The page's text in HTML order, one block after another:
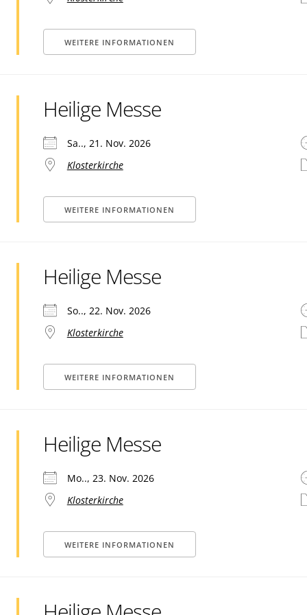
WEITERE INFORMATIONEN
Heilige Messe
Sa.., 21. Nov. 2026
Klosterkirche
WEITERE INFORMATIONEN
Heilige Messe
So.., 22. Nov. 2026
Klosterkirche
WEITERE INFORMATIONEN
Heilige Messe
Mo.., 23. Nov. 2026
Klosterkirche
WEITERE INFORMATIONEN